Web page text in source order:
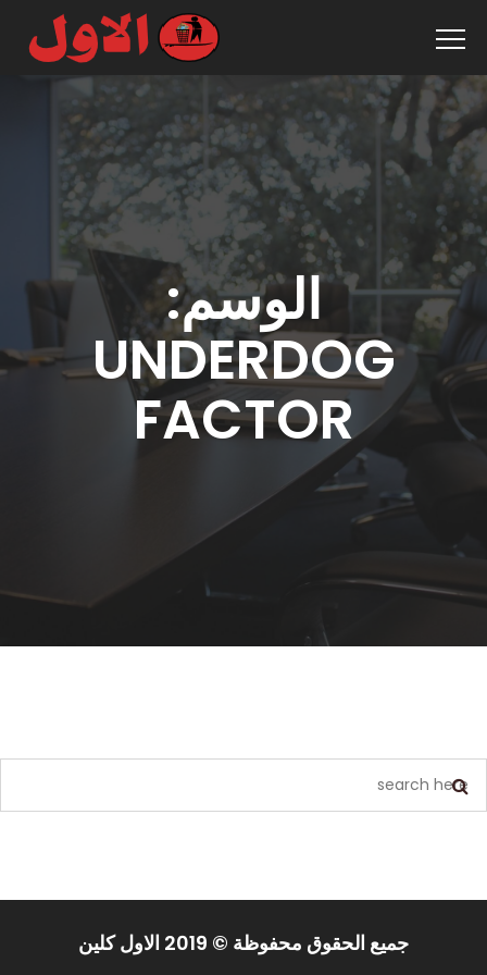
الوسم:
UNDERDOG
FACTOR
جميع الحقوق محفوظة © 2019 الاول كلين